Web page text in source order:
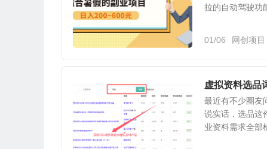
拉的自动驾驶功
01/06 网创项目
虚拟资料选品
最近有不少圈友
说实话，选品这
业资料需求全部